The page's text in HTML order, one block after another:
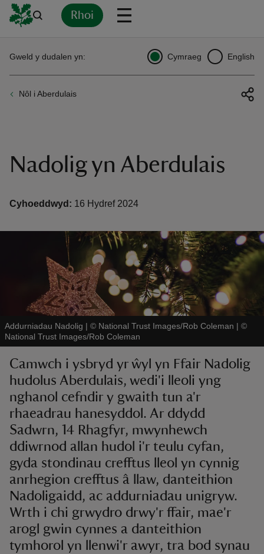
Rhoi
do
Nôl i Aberdulais
Gweld y dudalen yn: Cymraeg English
Nadolig yn Aberdulais
Cyhoeddwyd: 16 Hydref 2024
Addurniadau Nadolig | © National Trust Images/Rob Coleman | ©
National Trust Images/Rob Coleman
Camwch i ysbryd yr ŵyl yn Ffair Nadolig
hudolus Aberdulais, wedi'i lleoli yng
nghanol cefndir y gwaith tun a'r
rhaeadrau hanesyddol. Ar ddydd
Sadwrn, 14 Rhagfyr, mwynhewch
ddiwrnod allan hudol i'r teulu cyfan,
gyda stondinau crefftus lleol yn cynnig
anrhegion crefftus â llaw, danteithion
Nadoligaidd, ac addurniadau unigryw.
Wrth i chi grwydro drwy'r ffair, mae'r
arogl gwin cynnes a danteithion
tymhorol yn llenwi'r awyr, tra bod synau